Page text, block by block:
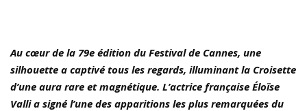
Au cœur de la 79e édition du Festival de Cannes, une
silhouette a captivé tous les regards, illuminant la Croisette
d’une aura rare et magnétique. L’actrice française Éloïse
Valli a signé l’une des apparitions les plus remarquées du